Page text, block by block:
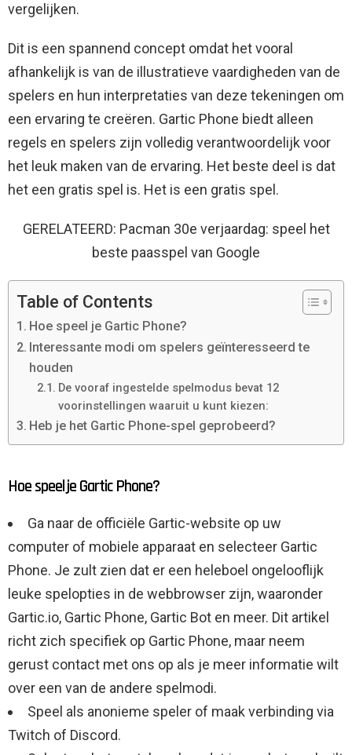
vergelijken.
Dit is een spannend concept omdat het vooral
afhankelijk is van de illustratieve vaardigheden van de
spelers en hun interpretaties van deze tekeningen om
een ​​ervaring te creëren. Gartic Phone biedt alleen
regels en spelers zijn volledig verantwoordelijk voor
het leuk maken van de ervaring. Het beste deel is dat
het een gratis spel is. Het is een gratis spel.
GERELATEERD: Pacman 30e verjaardag: speel het
beste paasspel van Google
Table of Contents
Hoe speel je Gartic Phone?
Interessante modi om spelers geïnteresseerd te
houden
De vooraf ingestelde spelmodus bevat 12
voorinstellingen waaruit u kunt kiezen:
Heb je het Gartic Phone-spel geprobeerd?
Hoe speel je Gartic Phone?
Ga naar de officiële Gartic-website op uw
computer of mobiele apparaat en selecteer Gartic
Phone. Je zult zien dat er een heleboel ongelooflijk
leuke spelopties in de webbrowser zijn, waaronder
Gartic.io, Gartic Phone, Gartic Bot en meer. Dit artikel
richt zich specifiek op Gartic Phone, maar neem
gerust contact met ons op als je meer informatie wilt
over een van de andere spelmodi.
Speel als anonieme speler of maak verbinding via
Twitch of Discord.